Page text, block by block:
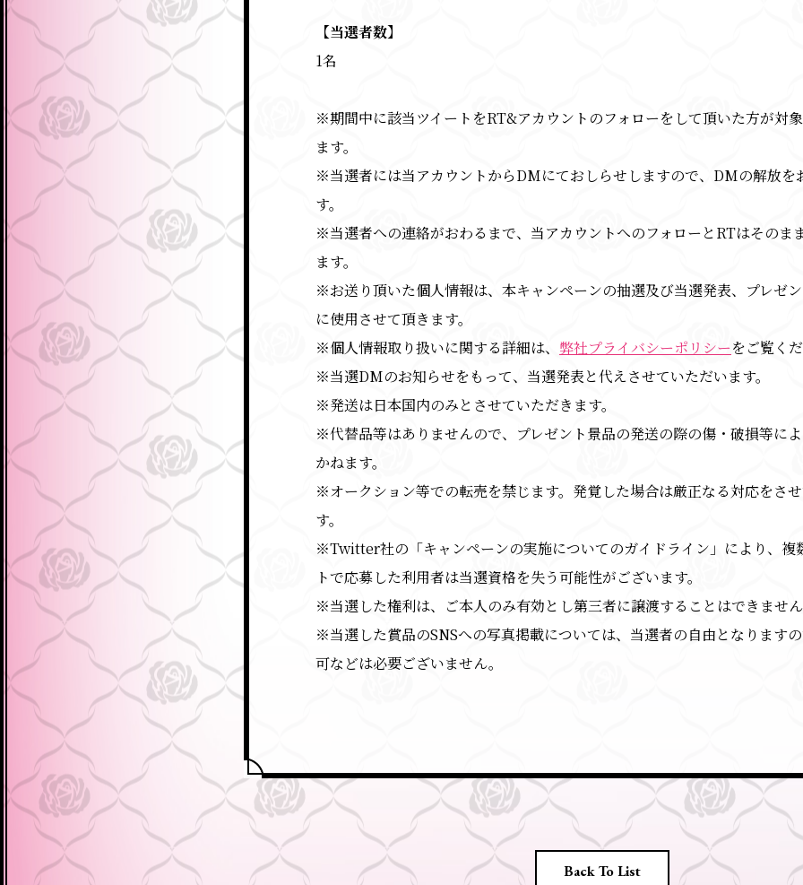
【当選者数】
1名
※期間中に該当ツイートをRT&アカウントのフォローをして頂いた方が対
ます。
※当選者には当アカウントからDMにておしらせしますので、DMの解放を
す。
※当選者への連絡がおわるまで、当アカウントへのフォローとRTはそのま
ます。
※お送り頂いた個人情報は、本キャンペーンの抽選及び当選発表、プレゼ
に使用させて頂きます。
※個人情報取り扱いに関する詳細は、 弊社プライバシーポリシーをご覧く
※当選DMのお知らせをもって、当選発表と代えさせていただいます。
※発送は日本国内のみとさせていただきます。
※代替品等はありませんので、プレゼント景品の発送の際の傷・破損等に
かねます。
※オークション等での転売を禁じます。発覚した場合は厳正なる対応をさ
す。
※Twitter社の「キャンペーンの実施についてのガイドライン」により、複
トで応募した利用者は当選資格を失う可能性がございます。
※当選した権利は、ご本人のみ有効とし第三者に譲渡することはできませ
※当選した賞品のSNSへの写真掲載については、当選者の自由となります
可などは必要ございません。
Back To List